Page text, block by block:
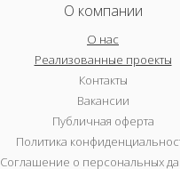
О компании
О нас
Реализованные проекты
Контакты
Вакансии
Публичная оферта
Политика
Соглашение о персональных